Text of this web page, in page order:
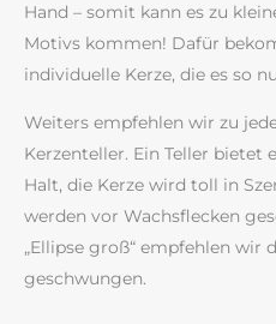
Hand – somit kann es zu
Motivs kommen! Dafür
individuelle Kerze, die es so
Weiters empfehlen wir zu
Kerzenteller. Ein Teller bietet
Halt, die Kerze wird toll in
werden vor Wachsflecken
„Ellipse groß“ empfehlen wir
geschwungen.